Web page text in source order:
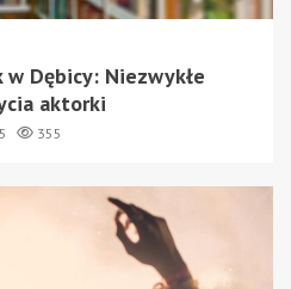
w Dębicy: Niezwykłe
aktorki
355